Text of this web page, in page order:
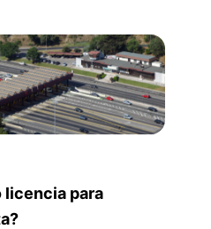
licencia para